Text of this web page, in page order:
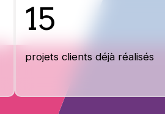
15
projets clients déjà réalisés